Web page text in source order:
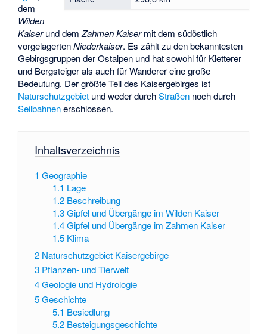
dem
Wilden
Kaiserund demZahmen Kaisermit dem südöstlich
vorgelagertenNiederkaiser. Es zählt zu den bekanntesten
Gebirgsgruppen der Ostalpen und hat sowohl für Kletterer
und Bergsteiger als auch für Wanderer eine große
Bedeutung. Der größte Teil des Kaisergebirges ist
Naturschutzgebiet und weder durchStraßen noch durch
Seilbahnenerschlossen.
Inhaltsverzeichnis
1 Geographie
1.1 Lage
1.2 Beschreibung
1.3 Gipfel und Übergänge im Wilden Kaiser
1.4 Gipfel und Übergänge im Zahmen Kaiser
1.5 Klima
2 Naturschutzgebiet Kaisergebirge
3 Pflanzen- und Tierwelt
4Geologie und Hydrologie
5Geschichte
5.1 Besiedlung
5.2 Besteigungsgeschichte